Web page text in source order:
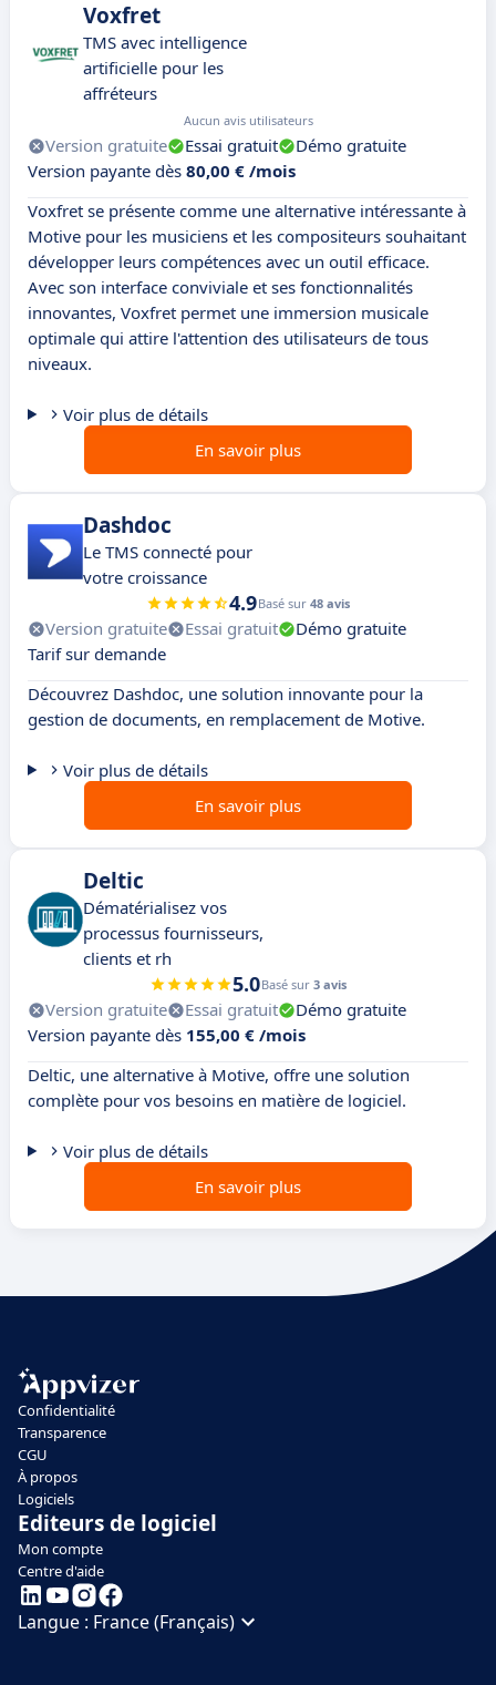
Voxfret
TMS avec intelligence
artificielle pour les
affréteurs
Aucun avis utilisateurs
Version gratuite Essai gratuit
Démo gratuite
Version payante dès 80,00 € /mois
Voxfret se présente comme une alternative intéressante à
Motive pour les musiciens et les compositeurs souhaitant
développer leurs compétences avec un outil efficace.
Avec son interface conviviale et ses fonctionnalités
innovantes, Voxfret permet une immersion musicale
optimale qui attire l'attention des utilisateurs de tous
niveaux.
Voir plus de détails
En savoir plus
Dashdoc
Le TMS connecté pour
votre croissance
4.9Basé sur 48 avis
Version gratuite Essai gratuit
Démo gratuite
Tarif sur demande
Découvrez Dashdoc, une solution innovante pour la
gestion de documents, en remplacement de Motive.
Voir plus de détails
En savoir plus
Deltic
Dématérialisez vos
processus fournisseurs,
clients et rh
5.0Basé sur 3 avis
Version gratuite Essai gratuit
Démo gratuite
Version payante dès 155,00 € /mois
Deltic, une alternative à Motive, offre une solution
complète pour vos besoins en matière de logiciel.
Voir plus de détails
En savoir plus
Confidentialité
Transparence
CGU
À propos
Logiciels
Editeurs de logiciel
Mon compte
Centre d'aide
Langue : France (Français)